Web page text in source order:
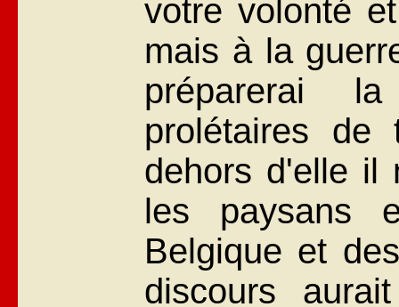
votre volonté
mais à la
préparerai
prolétaires
dehors d'elle il
les paysans
Belgique et
discours